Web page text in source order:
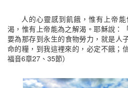
人的心靈感到飢餓，惟有上帝
渴，惟有上帝能為之解渴。耶穌說：
要為那存到永生的食物勞力，就是
命的糧，到我這裡來的，必定不餓；
福音6章27、35節）